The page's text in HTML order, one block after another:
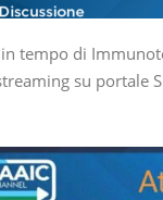
tempo di
su portale